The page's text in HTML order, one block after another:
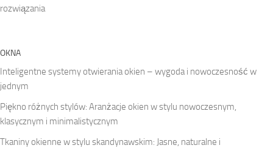
rozwiązania
OKNA
Inteligentne systemy otwierania okien – wygoda i nowoczesność w
jednym
Piękno różnych stylów: Aranżacje okien w stylu nowoczesnym,
klasycznym i minimalistycznym
Tkaniny okienne w stylu skandynawskim: Jasne, naturalne i